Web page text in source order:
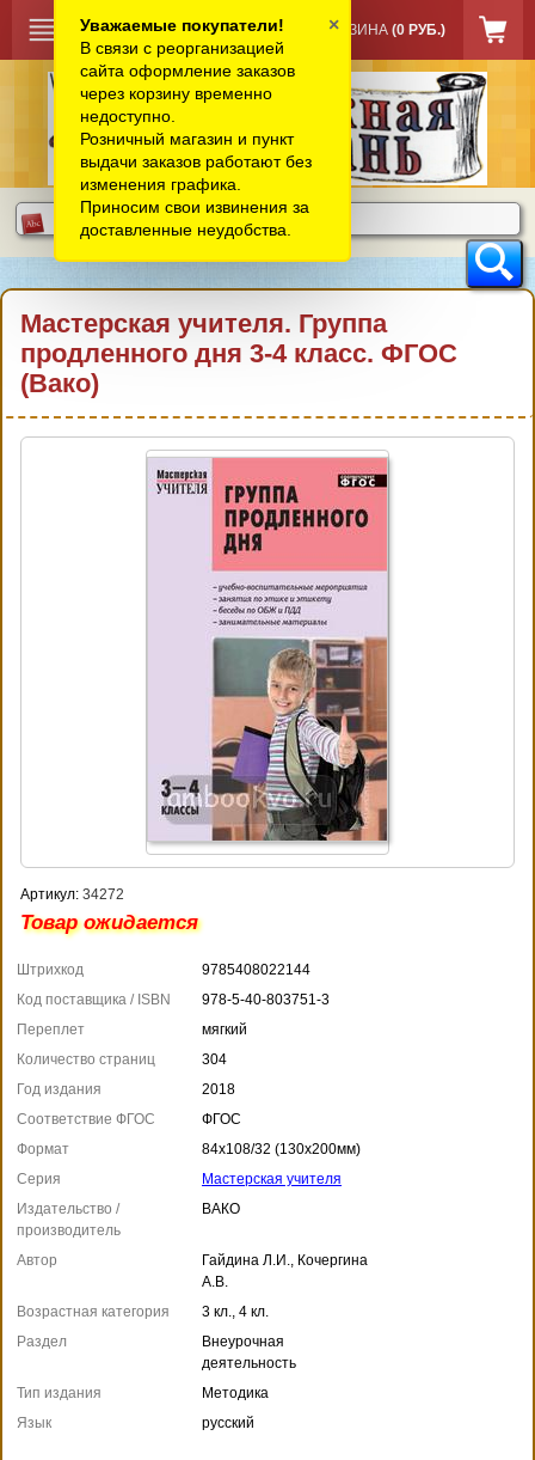
КОРЗИНА (0 РУБ.)
Мастерская учителя. Группа
продленного дня 3-4 класс. ФГОС
(Вако)
Артикул: 34272
Товар ожидается
Штрихкод
9785408022144
Код поставщика / ISBN
978-5-40-803751-3
Переплет
мягкий
Количество страниц
304
Год издания
2018
Соответствие ФГОС
ФГОС
Формат
84x108/32 (130x200мм)
Серия
Мастерская учителя
Издательство /
производитель
ВАКО
Автор
Гайдина Л.И., Кочергина
А.В.
Возрастная категория
3 кл., 4 кл.
Раздел
Внеурочная
деятельность
Тип издания
Методика
Язык
русский
Уважаемые покупатели!
В связи с реорганизацией
сайта оформление заказов
через корзину временно
недоступно.
Розничный магазин и пункт
выдачи заказов работают без
изменения графика.
Приносим свои извинения за
доставленные неудобства.
×